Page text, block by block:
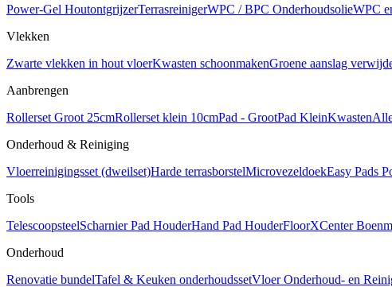
Power-Gel HoutontgrijzerTerrasreinigerWPC / BPC OnderhoudsolieWPC
Vlekken
Zwarte vlekken in hout vloerKwasten schoonmakenGroene aanslag
Aanbrengen
Rollerset Groot 25cmRollerset klein 10cmPad - GrootPad KleinKwasten
Onderhoud & Reiniging
Vloerreinigingsset (dweilset)Harde terrasborstelMicrovezeldoekEasy Pads
Tools
TelescoopsteelScharnier Pad HouderHand Pad HouderFloorXCenter
Onderhoud
Renovatie bundelTafel & Keuken onderhoudssetVloer Onderhoud- en